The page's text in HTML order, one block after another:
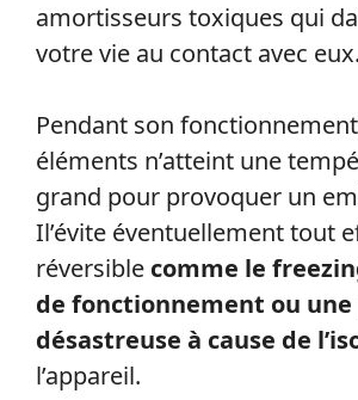
amortisseurs toxiques qui
votre vie au contact avec eux.
Pendant son
éléments n’atteint une
grand pour provoquer un
Il’évite éventuellement tout
réversible comme le
de fonctionnement ou une
désastreuse à cause de
l’appareil.